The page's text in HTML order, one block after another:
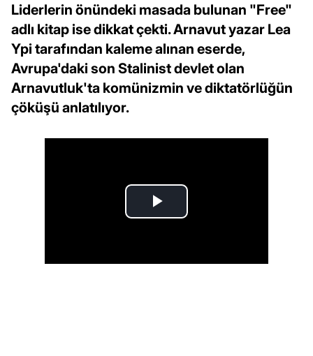
Liderlerin önündeki masada bulunan "Free"
adlı kitap ise dikkat çekti. Arnavut yazar Lea
Ypi tarafından kaleme alınan eserde,
Avrupa'daki son Stalinist devlet olan
Arnavutluk'ta komünizmin ve diktatörlüğün
çöküşü anlatılıyor.